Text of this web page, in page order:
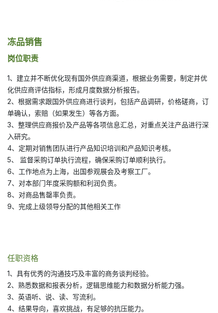
冻品销售
岗位职责
1、建立并不断优化现有国外供应商渠道，根据业务需要，制定并优
化供应商评估指标，形成月度数据分析报告。
2、根据需求跟国外供应商进行谈判，包括产品调研，价格磋商，订
单确认，索赔（如果发生）等各方面。
3、整理供应商报价及产品等各项信息汇总，对重点关注产品进行深
入研究。
4、定期对销售团队进行产品知识培训和产品知识考核。
5、 监督采购订单执行流程，确保采购订单顺利执行。
6、工作地点为上海，出国参观展会及考察工厂。
7、对本部门年度采购额和利润负责。
8、对商品售罄率负责。
9、完成上级领导分配的其他相关工作
任职资格
1、具有优秀的沟通技巧及丰富的商务谈判经验。
2、熟悉数据和报表分析，逻辑思维能力和数据分析能力强。
3、英语听、说、读、写流利。
4、结果导向，喜欢挑战，有足够的抗压能力。